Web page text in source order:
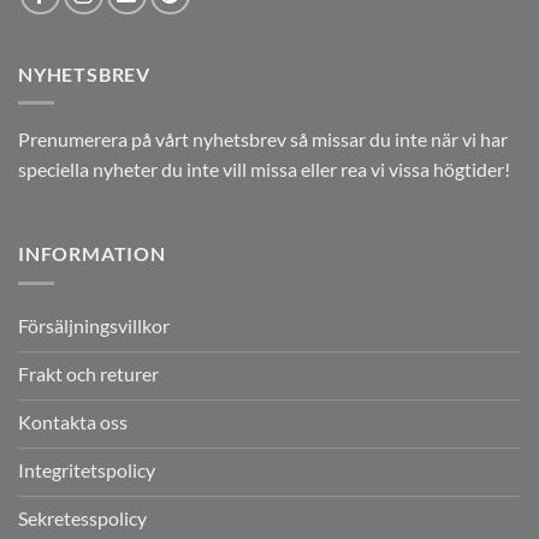
NYHETSBREV
Prenumerera på vårt nyhetsbrev så missar du inte när vi har
speciella nyheter du inte vill missa eller rea vi vissa högtider!
INFORMATION
Försäljningsvillkor
Frakt och returer
Kontakta oss
Integritetspolicy
Sekretesspolicy